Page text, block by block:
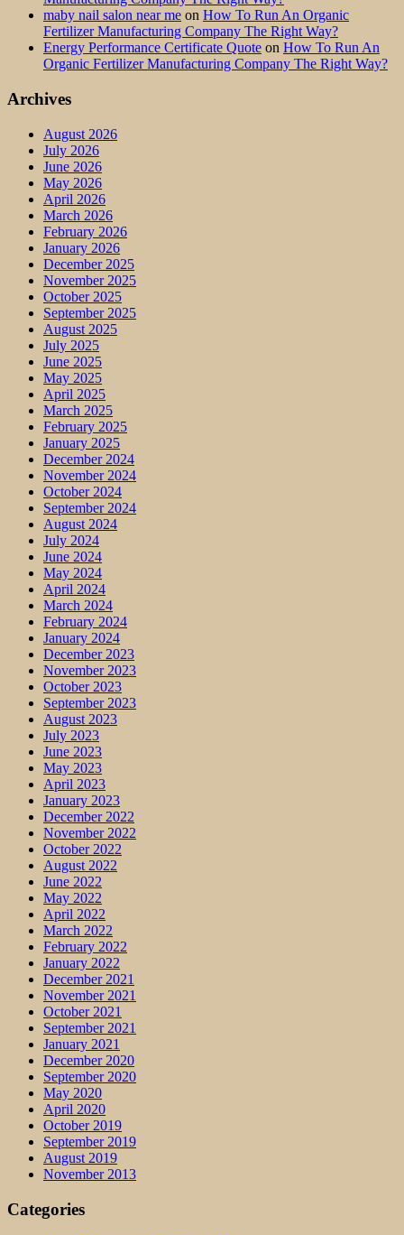
maby nail salon near me on How To Run An Organic
Fertilizer Manufacturing Company The Right Way?
Energy Performance Certificate Quote on How To Run An
Organic Fertilizer Manufacturing Company The Right Way?
Archives
August 2026
July 2026
June 2026
May 2026
April 2026
March 2026
February 2026
January 2026
December 2025
November 2025
October 2025
September 2025
August 2025
July 2025
June 2025
May 2025
April 2025
March 2025
February 2025
January 2025
December 2024
November 2024
October 2024
September 2024
August 2024
July 2024
June 2024
May 2024
April 2024
March 2024
February 2024
January 2024
December 2023
November 2023
October 2023
September 2023
August 2023
July 2023
June 2023
May 2023
April 2023
January 2023
December 2022
November 2022
October 2022
August 2022
June 2022
May 2022
April 2022
March 2022
February 2022
January 2022
December 2021
November 2021
October 2021
September 2021
January 2021
December 2020
September 2020
May 2020
April 2020
October 2019
September 2019
August 2019
November 2013
Categories